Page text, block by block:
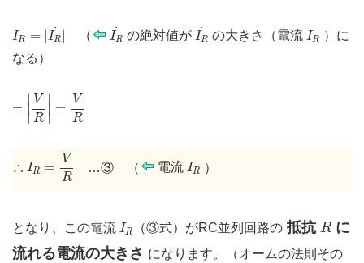
IR = | ˙
IR |
IR R˙
（ ˙
IR
IR
の絶対値が ˙
IR
IR
の大きさ（電流 IR
IR
）に
なる ）
=
∣
∣
∣
V
R
∣
∣
∣
=
V
R
V R| =
∴ IR =
V
R
R
…③ （ 電流 IR
IR ）
となり、この電流 IR
IR （③式）がRC並列回路の 抵抗R
Rに
流れる電流の大きさ になります。（オームの法則その